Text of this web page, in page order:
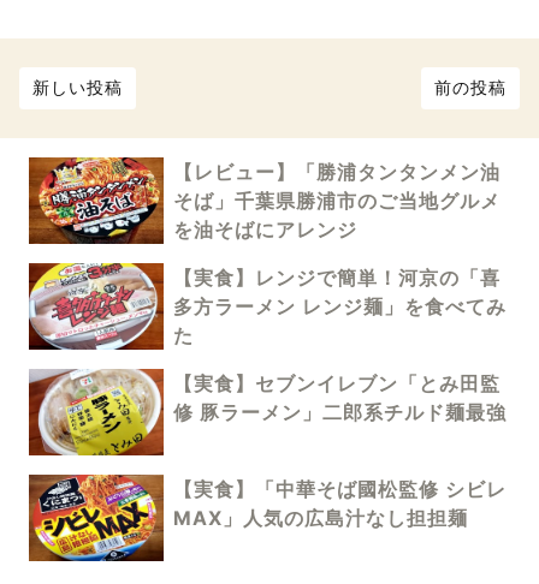
新しい投稿 前の投稿
【レビュー】「勝浦タンタンメン油
そば」千葉県勝浦市のご当地グルメ
を油そばにアレンジ
【実食】レンジで簡単！河京の「喜
多方ラーメン レンジ麺」を食べてみ
た
【実食】セブンイレブン「とみ田監
修 豚ラーメン」二郎系チルド麺最強
【実食】「中華そば國松監修 シビレ
MAX」人気の広島汁なし担担麺